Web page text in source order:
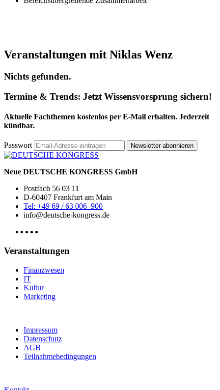
Veranstaltungen mit Niklas Wenz
Nichts gefunden.
Termine & Trends: Jetzt Wissensvorsprung sichern!
Aktuelle Fachthemen kostenlos per E-Mail erhalten. Jederzeit
kündbar.
Passwort Newsletter abonnieren
Neue DEUTSCHE KONGRESS GmbH
Postfach 56 03 11
D-60407 Frankfurt am Main
Tel: +49 69 / 63 006–900
info@deutsche-kongress.de
Veranstaltungen
Finanzwesen
IT
Kultur
Marketing
Impressum
Datenschutz
AGB
Teilnahmebedingungen